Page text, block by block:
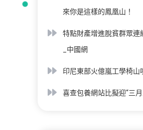
來你是這樣的鳳凰山！
特點財產增進脫貧群眾連
_中國網
印尼東部火億嵐工學椅山
喜查包養網站比擬迎“三